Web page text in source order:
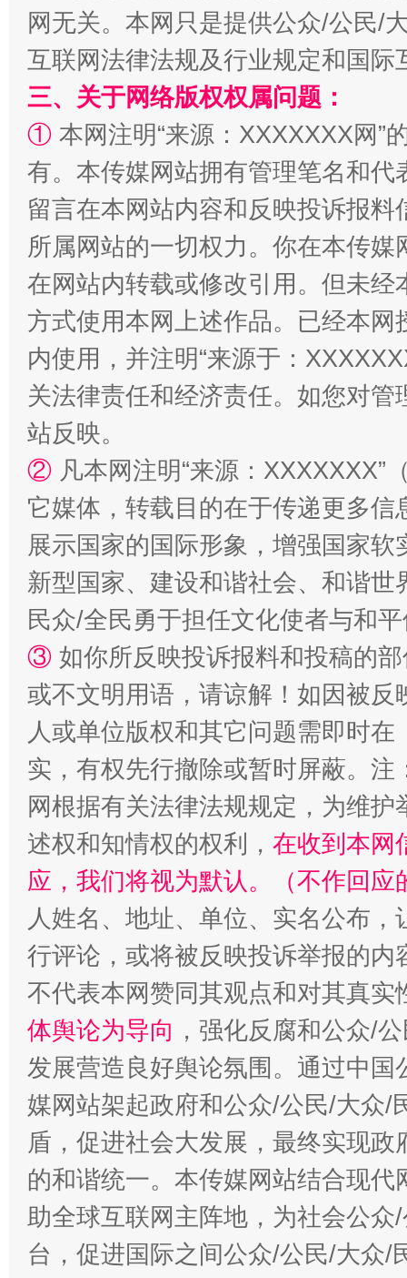
网无关。本网只是提供公众/公民/
互联网法律法规及行业规定和国
三、关于网络版权权属问题：
① 本网注明“来源：XXXXXXX网”
有。本传媒网站拥有管理笔名和
留言在本网站内容和反映投诉报
所属网站的一切权力。你在本传
在网站内转载或修改引用。但未
方式使用本网上述作品。已经本
内使用，并注明“来源于：
关法律责任和经济责任。如您对
站反映。
② 凡本网注明“来源：
它媒体，转载目的在于传递更多
展示国家的国际形象，增强国家
新型国家、建设和谐社会、和谐
民众/全民勇于担任文化使者与和
③ 如你所反映投诉报料和投稿的
或不文明用语，请谅解！如因被
人或单位版权和其它问题需即时在
实，有权先行撤除或暂时屏蔽。
网根据有关法律法规规定，为维
述权和知情权的权利， 在收到本网
应，我们将视为默认。（不作回应
人姓名、地址、单位、实名公布
行评论，或将被反映投诉举报的
不代表本网赞同其观点和对其真实
体舆论为导向 ，强化反腐和公众/
发展营造良好舆论氛围。通过中
媒网站架起政府和公众/公民/大众/
盾，促进社会大发展，最终实现
的和谐统一。本传媒网站结合现
助全球互联网主阵地，为社会公
台，促进国际之间公众/公民/大众/